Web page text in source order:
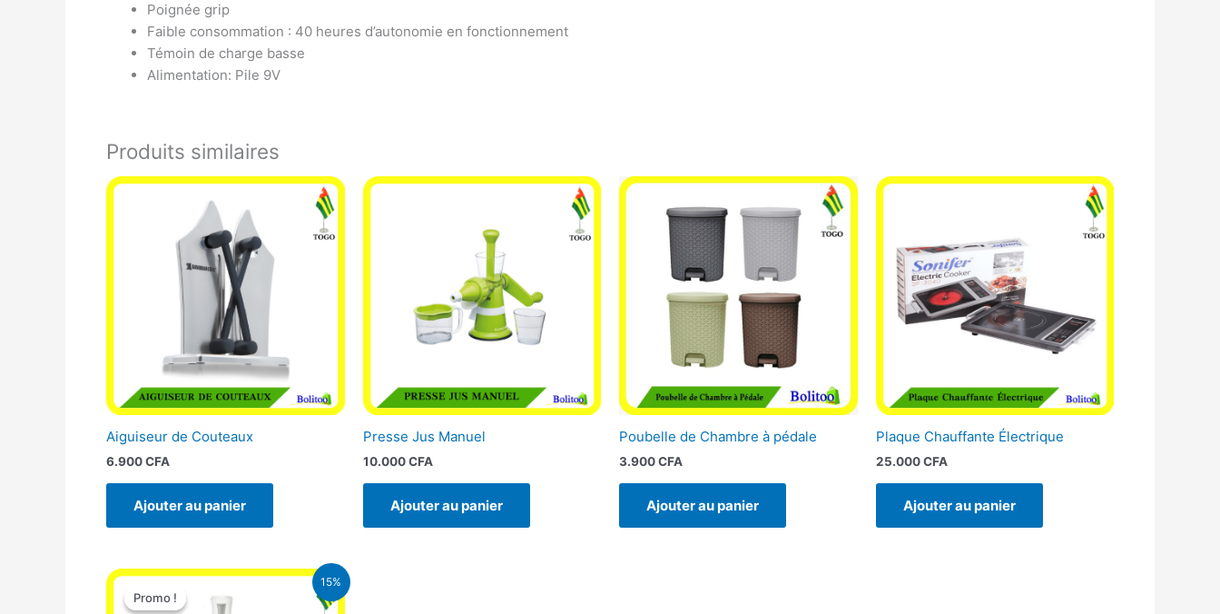
Poignée grip
Faible consommation : 40 heures d’autonomie en fonctionnement
Témoin de charge basse
Alimentation: Pile 9V
Produits similaires
Aiguiseur de Couteaux
6.900CFA
Ajouter au panier
Presse Jus Manuel
10.000CFA
Ajouter au panier
Poubelle de Chambre à pédale
3.900CFA
Ajouter au panier
Plaque Chauffante Électrique
25.000CFA
Ajouter au panier
15%
Promo !
Promo !
Le
prix
initial
Le